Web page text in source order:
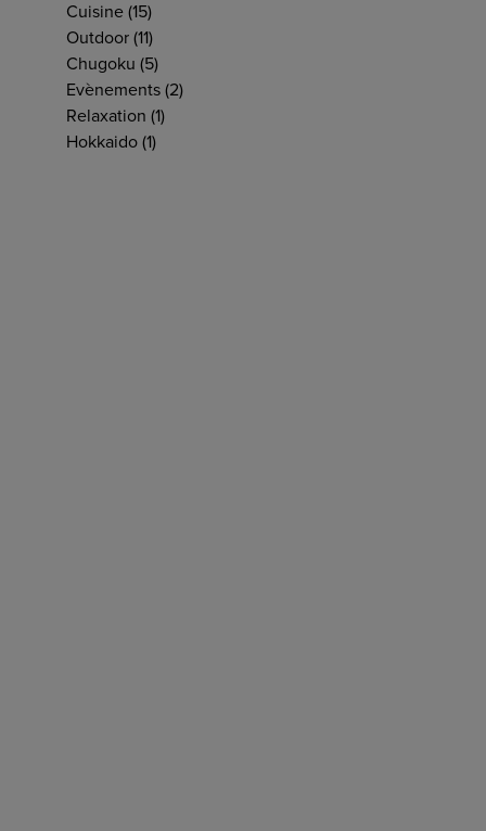
Cuisine (15)
Outdoor (11)
Chugoku (5)
Evènements (2)
Relaxation (1)
Hokkaido (1)